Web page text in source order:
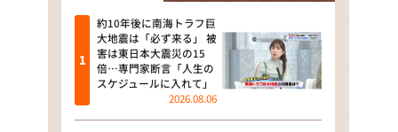
これ余談なんですけど・・・
～人生密着トークバラエティ！
～ やすとものいたって真剣です
探偵！ナイトスクープ
約10年後に南海トラフ巨
大地震は「必ず来る」 被
害は東日本大震災の15
倍…専門家断言「人生の
スケジュールに入れて」
2026.08.06